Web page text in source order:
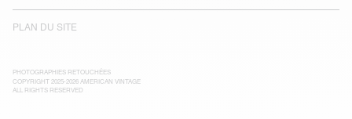
PLAN DU SITE
PHOTOGRAPHIES RETOUCHÉES
COPYRIGHT 2025-2026 AMERICAN VINTAGE
ALL RIGHTS RESERVED